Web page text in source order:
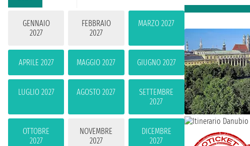
GENNAIO
2027
FEBBRAIO
2027
MARZO 2027
APRILE 2027 MAGGIO 2027 GIUGNO 2027
LUGLIO 2027 AGOSTO 2027
SETTEMBRE
2027
OTTOBRE
2027
NOVEMBRE
2027
DICEMBRE
2027